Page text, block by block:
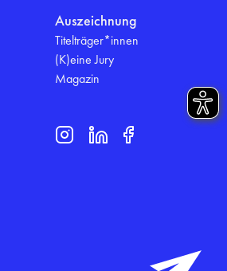
Auszeichnung
Titelträger*innen
(K)eine Jury
Magazin